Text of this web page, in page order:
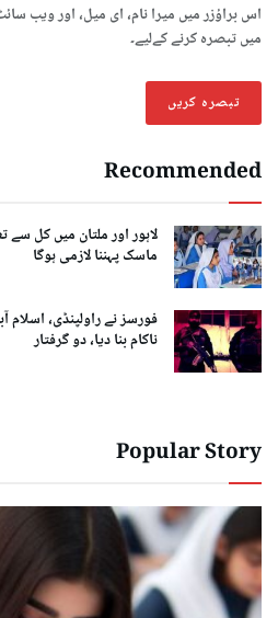
اس براؤزر میں میرا نام، ای میل، اور ویب
میں تبصرہ کرنے کےلیے۔
Recommended
لاہور اور ملتان میں کل سے
ماسک پہننا لازمی ہوگا
فورسز نے راولپنڈی، اسلام
ناکام بنا دیا، دو گرفتار
Popular Story